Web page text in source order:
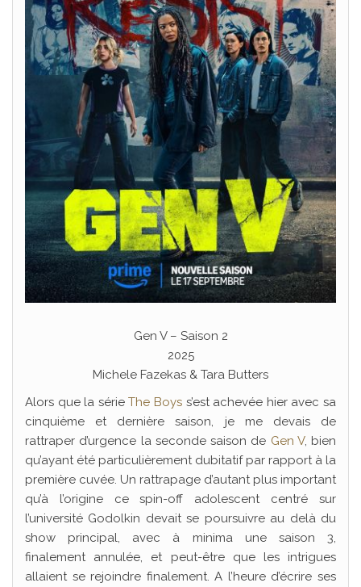
Gen V – Saison 2
2025
Michele Fazekas & Tara Butters
Alors que la sérieThe Boys s’est achevée hier avec sa
cinquième et dernière saison, je me devais de
rattraper d’urgence la seconde saison de Gen V, bien
qu’ayant été particulièrement dubitatif par rapport à la
première cuvée. Un rattrapage d’autant plus important
qu’à l’origine ce spin-off adolescent centré sur
l’université Godolkin devait se poursuivre au delà du
show principal, avec à minima une saison 3,
finalement annulée, et peut-être que les intrigues
allaient se rejoindre finalement. A l’heure d’écrire ses